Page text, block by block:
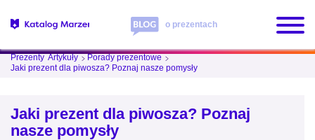
o prezentach
Prezenty Artykuły
Porady prezentowe
Jaki prezent dla piwosza? Poznaj nasze pomysły
Jaki prezent dla piwosza? Poznaj
nasze pomysły